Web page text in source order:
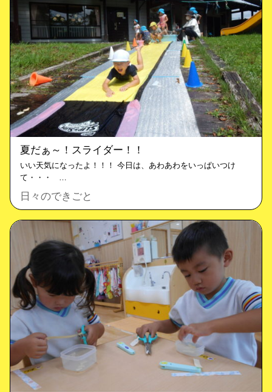
夏だぁ～！スライダー！！
いい天気になったよ！！！ 今日は、あわあわをいっぱいつけ
て・・・ …
日々のできごと